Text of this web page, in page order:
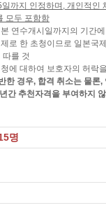
까지 인정하며, 개인적
모두 포함함
연수개시일까지의 기간
로 한 초청이므로 일본국
를 것
에 대하여 보호자의 허락
한 경우, 합격 취소는 물
간 추천자격을 부여하지
명